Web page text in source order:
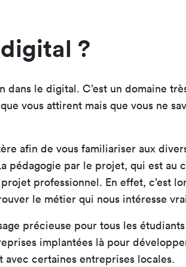
?
le digital. C’est un domaine
vous attirent mais que vous ne
afin de vous familiariser aux
pédagogie par le projet, qui est au
professionnel. En effet, c’est
le métier qui nous intéresse
précieuse pour tous les
implantées là pour
avec certaines entreprises locales.